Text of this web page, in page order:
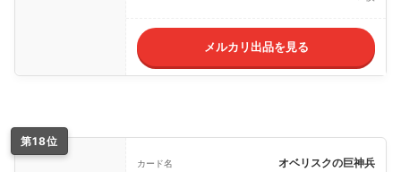
メルカリ出品を見る
第18位
カード名 オベリスクの巨神兵